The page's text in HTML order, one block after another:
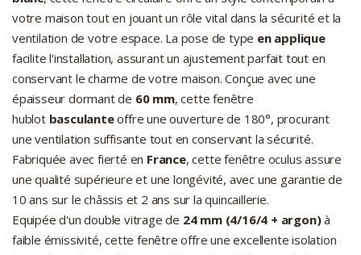
votre maison tout en jouant un rôle vital dans la sécurité et la
ventilation de votre espace. La pose de type en applique
facilite l'installation, assurant un ajustement parfait tout en
conservant le charme de votre maison. Conçue avec une
épaisseur dormant de 60 mm, cette fenêtre
hublot basculanteoffre une ouverture de 180°, procurant
une ventilation suffisante tout en conservant la sécurité.
Fabriquée avec fierté en France, cette fenêtre oculus assure
une qualité supérieure et une longévité, avec une garantie de
10 ans sur le châssis et 2 ans sur la quincaillerie.
Equipée d'un double vitrage de 24 mm (4/16/4 + argon)à
faible émissivité, cette fenêtre offre une excellente isolation